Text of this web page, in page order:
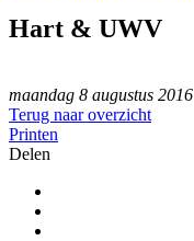
Hart & UWV
maandag 8 augustus 2016
Terug naar overzicht
Printen
Delen